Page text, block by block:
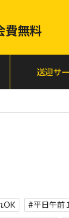
費無料
送迎サ
OK 平日午前